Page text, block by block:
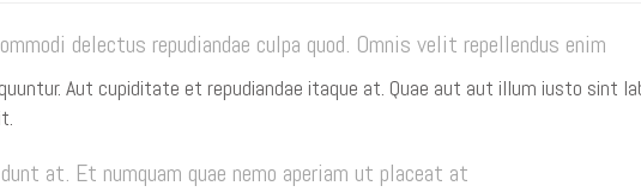
delectus repudiandae culpa quod. Omnis velit repellendus enim
Aut cupiditate et repudiandae itaque at. Quae aut aut illum iusto sint
at. Et numquam quae nemo aperiam ut placeat at